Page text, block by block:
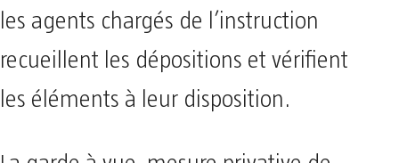
les agents chargés de l’instruction
recueillent les dépositions et vérifient
les éléments à leur disposition.